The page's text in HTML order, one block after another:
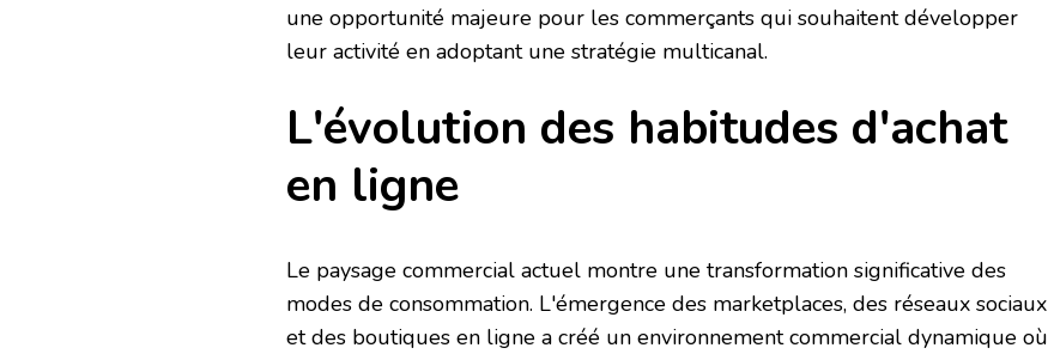
une opportunité majeure pour les commerçants qui souhaitent développer
leur activité en adoptant une stratégie multicanal.
L'évolution des habitudes d'achat
en ligne
Le paysage commercial actuel montre une transformation significative des
modes de consommation. L'émergence des marketplaces, des réseaux sociaux
et des boutiques en ligne a créé un environnement commercial dynamique où